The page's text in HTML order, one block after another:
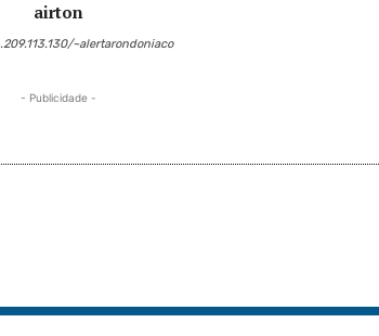
airton
~alertarondoniaco
- Publicidade -